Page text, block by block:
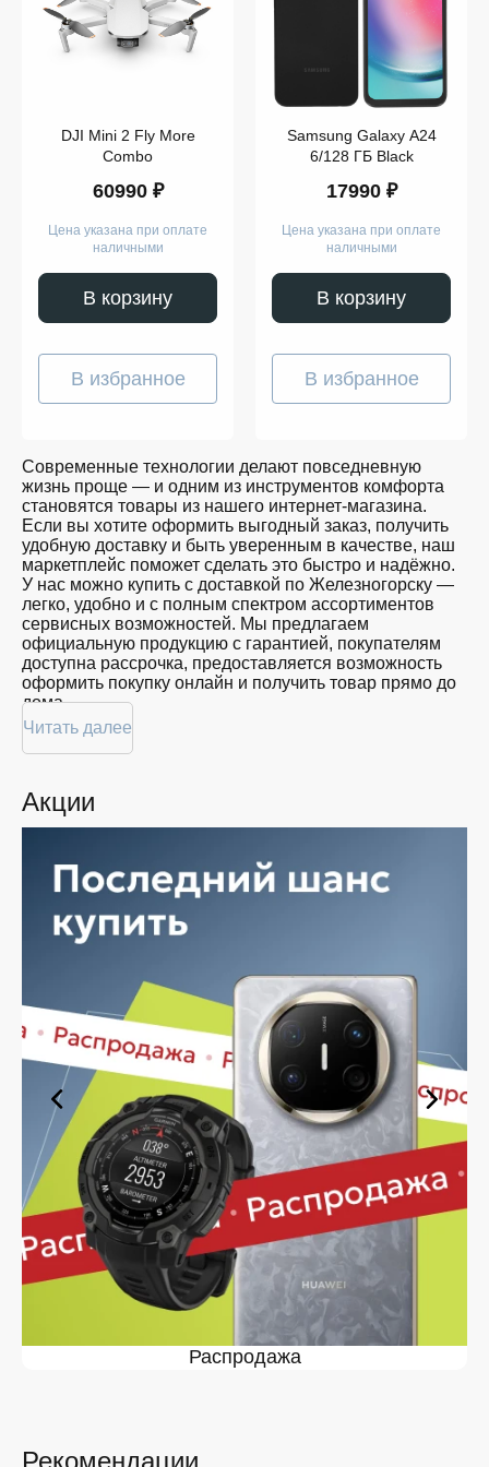
Компьютеры
Смарт-
часы
Apple
Samsung
наушники
пылесосы
Выпрямители
волос
Стайлеры
и
работа
Забота
о
близких
Красота
Спорт
Для
дома
Цвет
Показать
ещё
GB
DJI Mini 2 Fly More
Combo
60990 ₽
Цена указана при оплате
наличными
В корзину
В избранное
Samsung Galaxy A24
6/128 ГБ Black
17990 ₽
Цена указана при оплате
наличными
В корзину
В избранное
Современные технологии делают повседневную
жизнь проще — и одним из инструментов комфорта
становятся товары из нашего интернет-магазина.
Если вы хотите оформить выгодный заказ, получить
удобную доставку и быть уверенным в качестве, наш
маркетплейс поможет сделать это быстро и надёжно.
У нас можно купить с доставкой по Железногорску —
легко, удобно и с полным спектром ассортиментов
сервисных возможностей. Мы предлагаем
официальную продукцию с гарантией, покупателям
доступна рассрочка, предоставляется возможность
оформить покупку онлайн и получить товар прямо до
дома.
Покупателям доступна покупка по привлекательной
цене: мы регулярно обновляем ассортимент, следим
выбор продукции. В нашем магазине в Железногорске
вы всегда найдёте нужный продукт в нужный момент.
объема, с возможностью выполнить бесплатную
доставку.
Планируете покупку в рассрочку? У нас есть такая
услуга. Мы предлагаем удобные условия оплаты,
выберите нужную позицию, добавьте в корзину и
оформите заявку — купить в Железногорске вы
сможете в кратчайшие сроки.
Ассортимент в магазине iSpace в
Железногорске
На нашей торговой платформе представлен широкий
выбор продукции. Среди ассортимента, как новинки
рынка, так и проверенные временем модели. Каждый
продукт в каталоге соответствует стандартам
качества. Вы можете выбрать и заказать в
Железногорске в удобной конфигурации и с доступной
ценой.
Мы постоянно обновляем ассортимент, отслеживаем
наличие, поддерживаем актуальность информации,
касающейся цен и наличия. Благодаря этому клиенты
получают лучшие предложения и экономят своё
время. Преимущества покупки у нас:
Читать далее
Акции
Распродажа